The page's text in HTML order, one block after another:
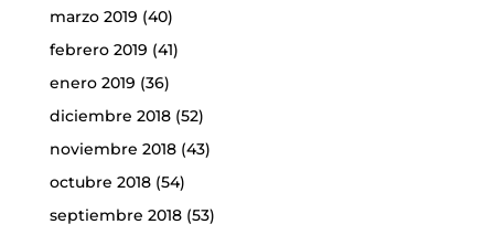
marzo 2019 (40)
febrero 2019 (41)
enero 2019 (36)
diciembre 2018(52)
noviembre 2018(43)
octubre 2018(54)
septiembre 2018(53)